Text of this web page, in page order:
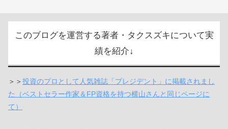
このブログを運営する著者・タクスズキについて実
績を紹介↓
＞＞投資のプロとして人気雑誌「プレジデント」に掲載されまし
た（ベストセラー作家＆FP資格を持つ横山さんと同じページに
て）